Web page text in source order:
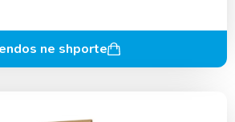
ne shporte